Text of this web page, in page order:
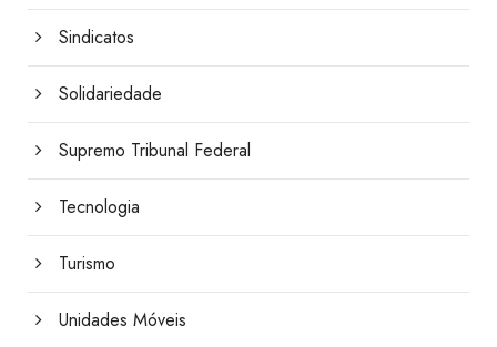
Sindicatos
Solidariedade
Supremo Tribunal Federal
Tecnologia
Turismo
Unidades Móveis